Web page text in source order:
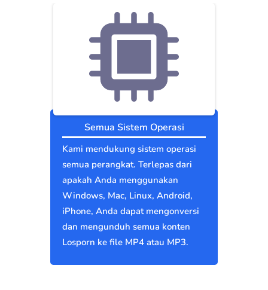
Semua Sistem Operasi
Kami mendukung sistem operasi
semua perangkat. Terlepas dari
apakah Anda menggunakan
Windows, Mac, Linux, Android,
iPhone, Anda dapat mengonversi
dan mengunduh semua konten
Losporn ke file MP4 atau MP3.